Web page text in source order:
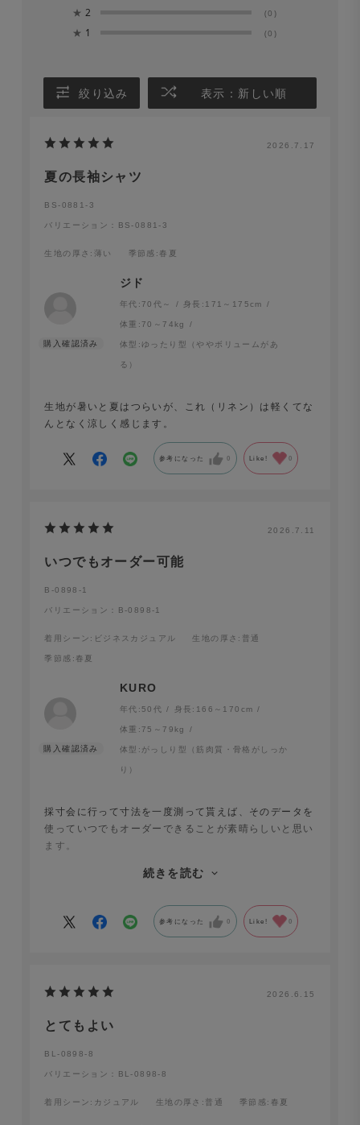
★ 2 (0)
★ 1 (0)
絞り込み 表示：新しい順
2026.7.17
夏の長袖シャツ
BS-0881-3
バリエーション：BS-0881-3
生地の厚さ :薄い 季節感 :春夏
ジド
年代: 70代～ 身長: 171～175cm
体重: 70～74kg
体型: ゆったり型（ややボリュームがあ
る）
生地が暑いと夏はつらいが、これ（リネン）は軽くてな
んとなく涼しく感じます。
参考になった 0 Like! 0
2026.7.11
いつでもオーダー可能
B-0898-1
バリエーション：B-0898-1
着用シーン :ビジネスカジュアル 生地の厚さ :普通
季節感 :春夏
KURO
年代: 50代 身長: 166～170cm
体重: 75～79kg
体型: がっしり型（筋肉質・骨格がしっか
り）
採寸会に行って寸法を一度測って貰えば、そのデータを
使っていつでもオーダーできることが素晴らしいと思い
ます。
中国の工場で縫製されて郵送されてきますが、丁寧に梱
一度、検品漏れと思われる縫製の不具合がありました
続きを読む
参考になった 0 Like! 0
2026.6.15
とてもよい
BL-0898-8
バリエーション：BL-0898-8
着用シーン :カジュアル 生地の厚さ :普通 季節感:春夏